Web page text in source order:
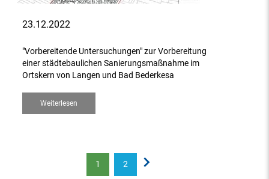
23.12.2022
"Vorbereitende Untersuchungen" zur Vorbereitung
einer städtebaulichen Sanierungsmaßnahme im
Ortskern von Langen und Bad Bederkesa
Weiterlesen
1 2